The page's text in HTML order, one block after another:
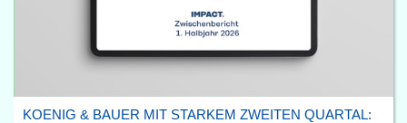
KOENIG & BAUER MIT STARKEM ZWEITEN QUARTAL: